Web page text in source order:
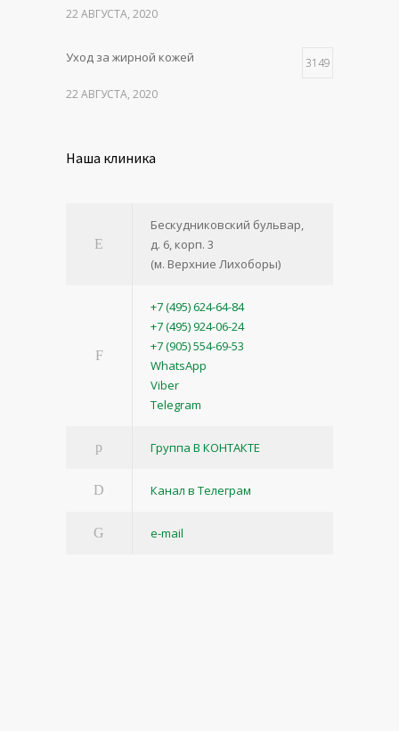
22 АВГУСТА, 2020
Уход за жирной кожей 3149
22 АВГУСТА, 2020
Наша клиника
Бескудниковский бульвар,
д. 6, корп. 3
(м. Верхние Лихоборы)
+7 (495) 624-64-84
+7 (495) 924-06-24
+7 (905) 554-69-53
WhatsApp
Viber
Telegram
Группа В КОНТАКТЕ
Канал в Телеграм
e-mail